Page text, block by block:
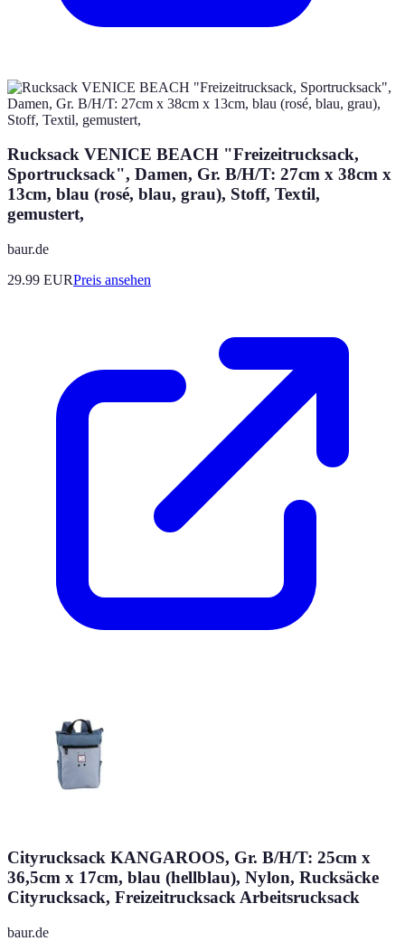
Rucksack VENICE BEACH "Freizeitrucksack,
Sportrucksack", Damen, Gr. B/H/T: 27cm x 38cm x
13cm, blau (rosé, blau, grau), Stoff, Textil,
gemustert,
baur.de
29.99 EURPreis ansehen
Cityrucksack KANGAROOS, Gr. B/H/T: 25cm x
36,5cm x 17cm, blau (hellblau), Nylon, Rucksäcke
Cityrucksack, Freizeitrucksack Arbeitsrucksack
baur.de